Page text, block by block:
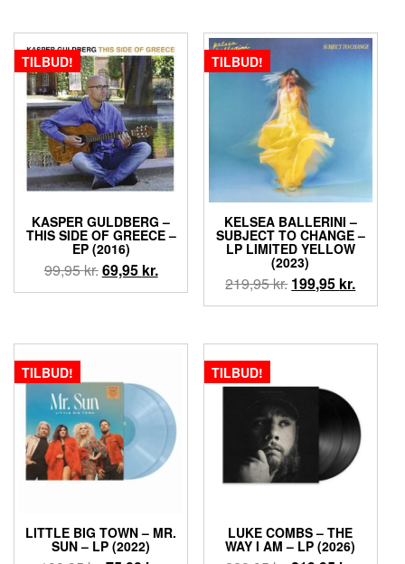
var:
99,95 kr..
er:
25,00 kr..
var:
169,95 kr..
er:
139,95
TILBUD!
KASPER GULDBERG –
THIS SIDE OF GREECE –
EP (2016)
99,95kr.Den
oprindelige
99,95 kr..
69,95 kr.Den
aktuelle
69,95 kr..
TILBUD!
KELSEA BALLERINI –
SUBJECT TO CHANGE –
LP LIMITED YELLOW
(2023)
219,95kr. Den
oprindelige
var:
199,95 kr.Den
aktuelle
er:
TILBUD!
LITTLE BIG TOWN – MR.
SUN – LP (2022)
TILBUD!
LUKE COMBS – THE
WAY I AM – LP (2026)